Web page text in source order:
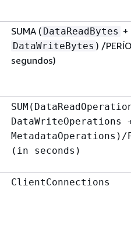
SUMA ( DataReadBytes +
DataWriteBytes ) /
segundos)
SUM(
DataWriteOperations
MetadataOperations )/
(in seconds)
ClientConnections